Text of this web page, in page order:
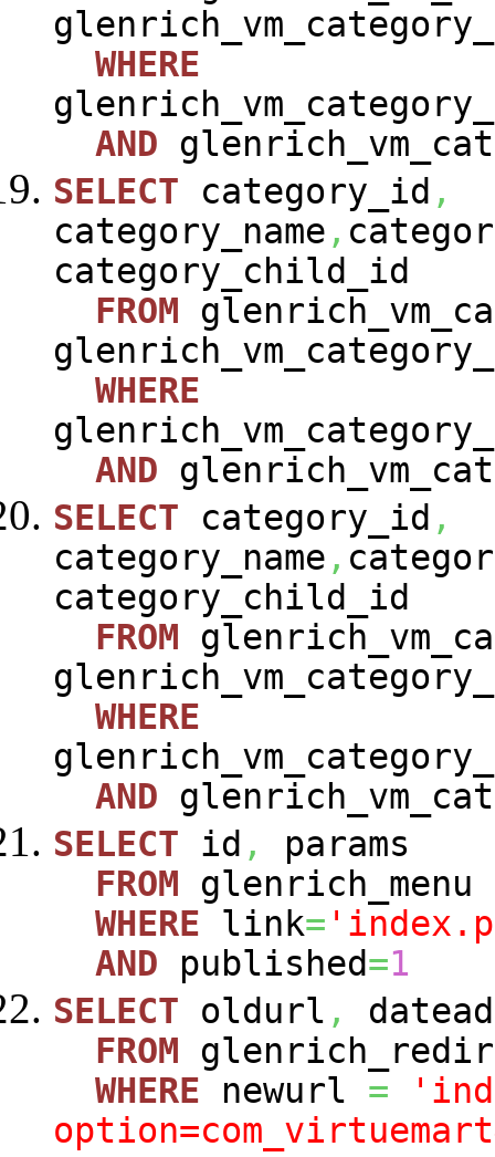
WHERE
AND
SELECT category_id ,
category_name ,
category_child_id
FROM
WHERE
AND
SELECT category_id ,
category_name ,
category_child_id
FROM
WHERE
AND
SELECT id ,
params
FROM glenrich_menu
WHERE link=
AND published=1
SELECT oldurl ,
FROM
WHERE newurl =